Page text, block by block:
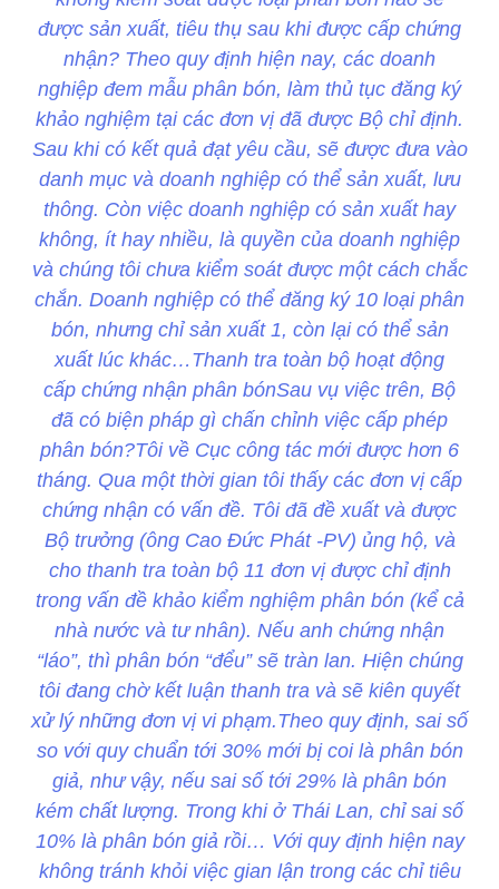
được sản xuất, tiêu thụ sau khi được cấp chứng
nhận? Theo quy định hiện nay, các doanh
nghiệp đem mẫu phân bón, làm thủ tục đăng ký
khảo nghiệm tại các đơn vị đã được Bộ chỉ định.
Sau khi có kết quả đạt yêu cầu, sẽ được đưa vào
danh mục và doanh nghiệp có thể sản xuất, lưu
thông. Còn việc doanh nghiệp có sản xuất hay
không, ít hay nhiều, là quyền của doanh nghiệp
và chúng tôi chưa kiểm soát được một cách chắc
chắn. Doanh nghiệp có thể đăng ký 10 loại phân
bón, nhưng chỉ sản xuất 1, còn lại có thể sản
xuất lúc khác…Thanh tra toàn bộ hoạt động
cấp chứng nhận phân bónSau vụ việc trên, Bộ
đã có biện pháp gì chấn chỉnh việc cấp phép
phân bón?Tôi về Cục công tác mới được hơn 6
tháng. Qua một thời gian tôi thấy các đơn vị cấp
chứng nhận có vấn đề. Tôi đã đề xuất và được
Bộ trưởng (ông Cao Đức Phát -PV) ủng hộ, và
cho thanh tra toàn bộ 11 đơn vị được chỉ định
trong vấn đề khảo kiểm nghiệm phân bón (kể cả
nhà nước và tư nhân). Nếu anh chứng nhận
“láo”, thì phân bón “đểu” sẽ tràn lan. Hiện chúng
tôi đang chờ kết luận thanh tra và sẽ kiên quyết
xử lý những đơn vị vi phạm.Theo quy định, sai số
so với quy chuẩn tới 30% mới bị coi là phân bón
giả, như vậy, nếu sai số tới 29% là phân bón
kém chất lượng. Trong khi ở Thái Lan, chỉ sai số
10% là phân bón giả rồi… Với quy định hiện nay
không tránh khỏi việc gian lận trong các chỉ tiêu